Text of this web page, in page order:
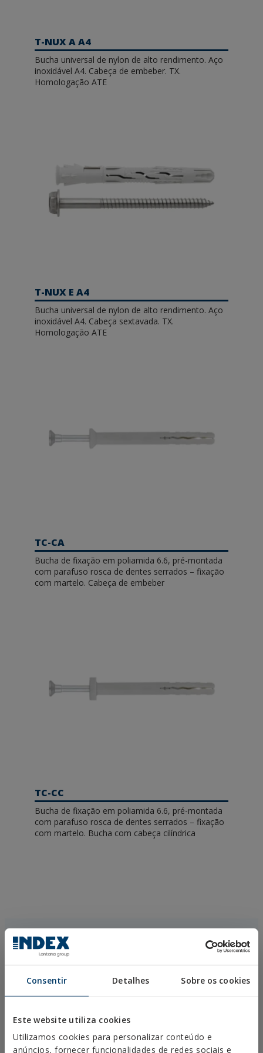
Consentir Detalhes Sobre os cookies
Este website utiliza cookies
Utilizamos cookies para personalizar conteúdo e
anúncios, fornecer funcionalidades de redes sociais e
T-NUX A A4
Bucha universal de nylon de alto rendimento. Aço
inoxidável A4. Cabeça de embeber. TX.
Homologação ATE
T-NUX E A4
Bucha universal de nylon de alto rendimento. Aço
inoxidável A4. Cabeça sextavada. TX.
Homologação ATE
TC-CA
Bucha de fixação em poliamida 6.6, pré-montada
com parafuso rosca de dentes serrados – fixação
com martelo. Cabeça de embeber
TC-CC
Bucha de fixação em poliamida 6.6, pré-montada
com parafuso rosca de dentes serrados – fixação
com martelo. Bucha com cabeça cilíndrica
Solicitar mais informações